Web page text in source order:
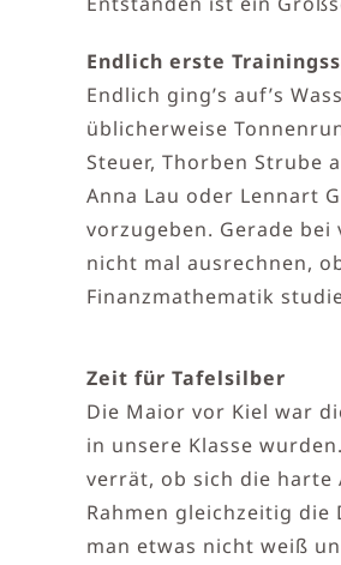
Endlich erste
Endlich ging’s auf’s
üblicherweise
Steuer, Thorben Strube
Anna Lau oder Lennart
vorzugeben. Gerade
nicht mal ausrechnen,
Finanzmathematik
Zeit für Tafelsilber
Die Maior vor Kiel war
in unsere Klasse
verrät, ob sich die harte
Rahmen gleichzeitig
man etwas nicht weiß